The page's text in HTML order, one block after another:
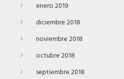
enero 2019
diciembre 2018
noviembre 2018
octubre 2018
septiembre 2018